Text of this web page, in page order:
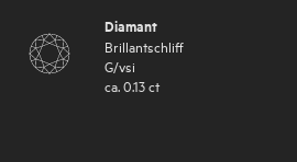
Diamant
Brillantschliff
G/vsi
ca. 0.13ct